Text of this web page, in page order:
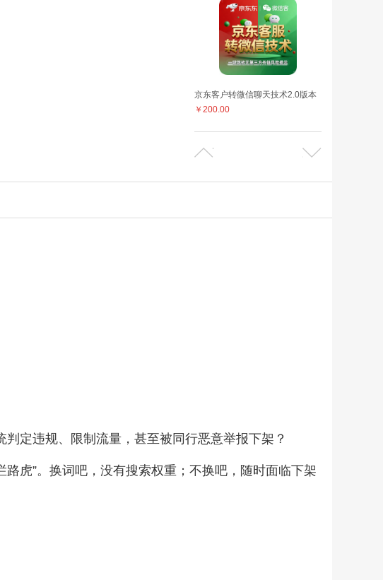
京东客户转微信聊天技术2.0版本
￥200.00
定违规、限制流量，甚至被同行恶意举报下架？
虎”。换词吧，没有搜索权重；不换吧，随时面临下架